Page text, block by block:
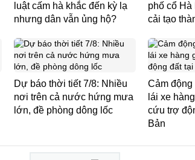
luật cấm hà khắc đến kỳ lạ
nhưng dân vẫn ủng hộ?
phố cổ
cải tạo
Dự báo thời tiết 7/8: Nhiều
nơi trên cả nước hứng mưa
lớn, đề phòng dông lốc
Cảm động
lái xe
cứu trợ
Bản